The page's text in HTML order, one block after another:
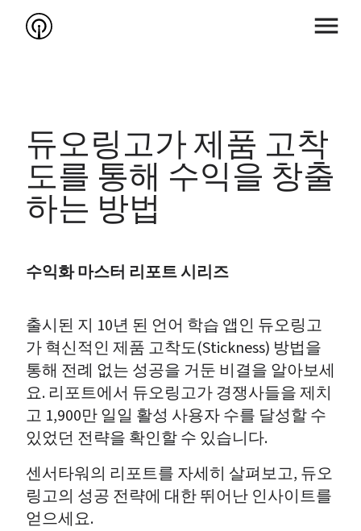
듀오링고가 제품 고착
도를 통해 수익을 창출
하는 방법
수익화 마스터 리포트 시리즈
출시된 지 10년 된 언어 학습 앱인 듀오링고
가 혁신적인 제품 고착도(Stickness) 방법을
통해 전례 없는 성공을 거둔 비결을 알아보세
요. 리포트에서 듀오링고가 경쟁사들을 제치
고 1,900만 일일 활성 사용자 수를 달성할 수
있었던 전략을 확인할 수 있습니다.
센서타워의 리포트를 자세히 살펴보고, 듀오
링고의 성공 전략에 대한 뛰어난 인사이트를
얻으세요.